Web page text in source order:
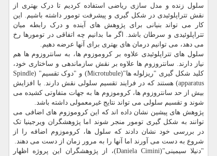
سلول زنده و مدل سازی ریاضی استفاده کردیم تا درک بهتری از
نقش تتراپلوئیدی در شکل گیری و پیشرفت تومور داشته باشیم. این
کار می تواند بنیانی برای پژوهش های آینده و درک رابطه میان
تتراپلوئیدی و سرطان باشد. اگر ما بدانیم چه اتفاقی در تومورها رخ
می دهد، می توانیم درمان های بهتری برای آنها عرضه دهیم.
سلول های تتراپلوئیدی علاوه بر کروموزوم ها، به سانتروزوم ها هم
نیاز دارند. سانتروزوم ها علاوه بر نقش سازماندهی و ساختاری خود،
کلید شکل گیری "ریزلوله ها"(Microtubule) و "دوک تقسیم" (Spindle
apparatus) هستند که در فرایند تقسیم سلولی نقش دارند. با افزایش
بیش از حد سانتروزوم ها، کروموزوم ها به جهات متفاوتی کشیده می
شوند و تقسیم سلولی می تواند نتایج غیرمعمولی داشته باشد.
پژوهش های پیشین نشان داده اند که این کروموزوم های اضافی می
توانند به شکل گیری تومور منجر شوند اما پژوهشگران ویرجینیا تک
در بررسی خود نشان دادند که سلول ها، کروموزوم اضافه را از
شروع به دست می آورند اما آنها را به مرور زمان از دست می دهند.
"دنیلا سیمینی"(Daniela Cimini)، از پژوهشگران این پروژه اظهار